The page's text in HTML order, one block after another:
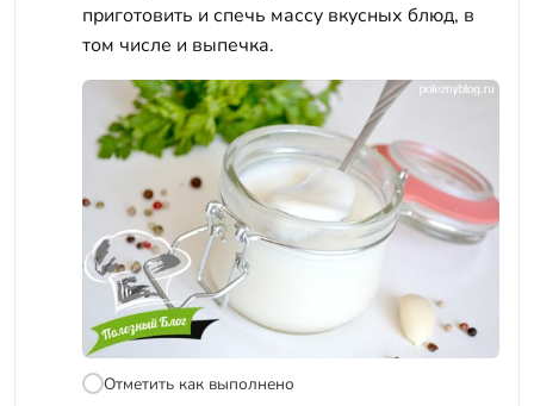
приготовить и спечь массу вкусных блюд, в
том числе и выпечка.
Отметить как выполнено